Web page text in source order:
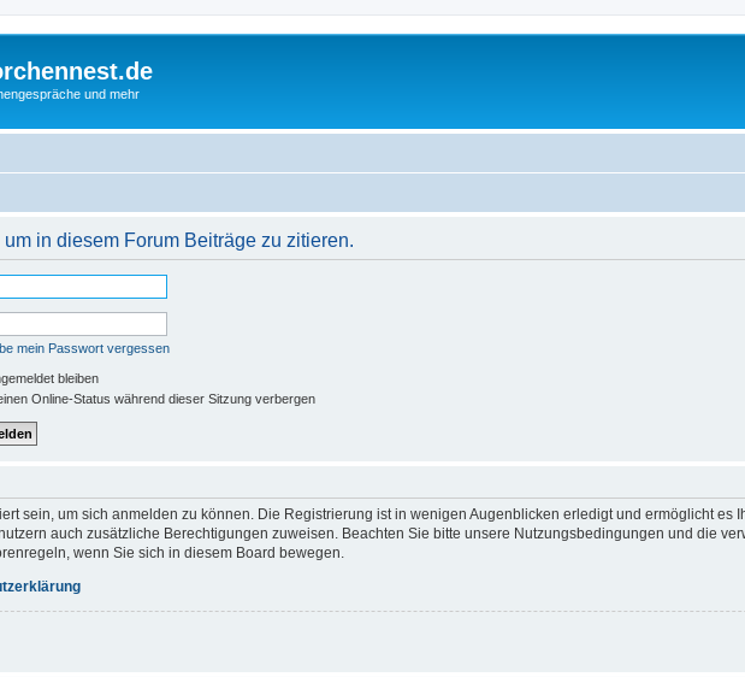
und mehr
in diesem Forum Beiträge zu zitieren.
mein Passwort vergessen
bleiben
Online-Status während dieser Sitzung verbergen
sein, um sich anmelden zu können. Die Registrierung ist in wenigen Augenblicken erledigt und ermöglicht es
auch zusätzliche Berechtigungen zuweisen. Beachten Sie bitte unsere Nutzungsbedingungen und die
wenn Sie sich in diesem Board bewegen.